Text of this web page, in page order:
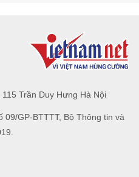
Trần Duy Hưng Hà Nội
09/GP-BTTTT, Bộ Thông tin và